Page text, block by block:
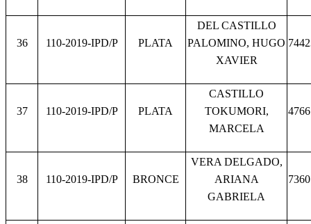
36 110-2019-IPD/P PLATA
DEL CASTILLO
PALOMINO, HUGO
XAVIER
37 110-2019-IPD/P PLATA
CASTILLO
TOKUMORI,
MARCELA
38 110-2019-IPD/P BRONCE
VERA DELGADO,
ARIANA
GABRIELA